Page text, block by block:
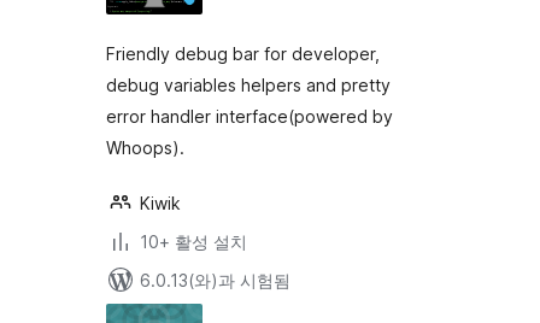
Friendly debug bar for developer,
debug variables helpers and pretty
error handler interface(powered by
Whoops).
Kiwik
10+ 활성 설치
6.0.13(와)과 시험됨